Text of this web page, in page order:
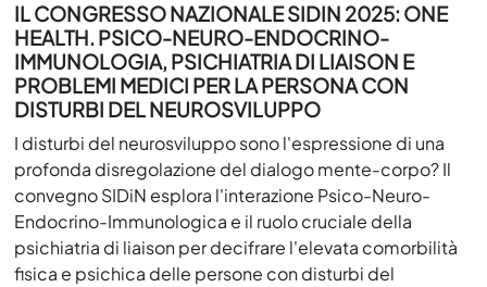
IL CONGRESSO NAZIONALE SIDIN 2025: ONE
HEALTH. PSICO-NEURO-ENDOCRINO-
IMMUNOLOGIA, PSICHIATRIA DI LIAISON E
PROBLEMI MEDICI PER LA PERSONA CON
DISTURBI DEL NEUROSVILUPPO
I disturbi del neurosviluppo sono l'espressione di una
profonda disregolazione del dialogo mente-corpo? Il
convegno SIDiN esplora l'interazione Psico-Neuro-
Endocrino-Immunologica e il ruolo cruciale della
psichiatria di liaison per decifrare l'elevata comorbilità
fisica e psichica delle persone con disturbi del